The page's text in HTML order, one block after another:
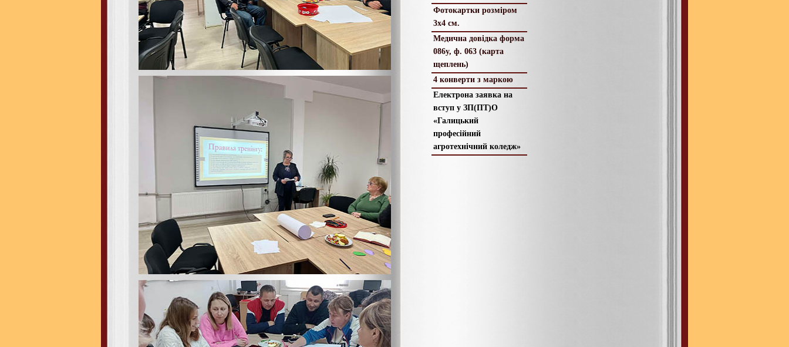
Фотокартки розміром
3х4 см.
Медична довідка форма
086у, ф. 063 (карта
щеплень)
4 конверти з маркою
Електрона заявка на
вступ у ЗП(ПТ)О
«Галицький
професійний
агротехнічний коледж»